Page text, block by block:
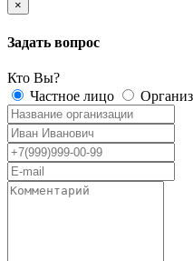
×
Задать вопрос
Кто Вы?
Частное лицо